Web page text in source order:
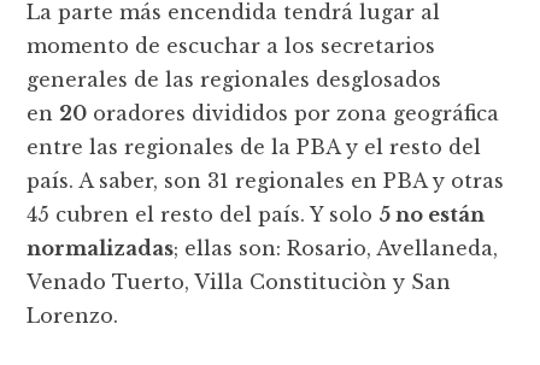
La parte más encendida tendrá lugar al
momento de escuchar a los secretarios
generales de las regionales desglosados
en 20 oradores divididos por zona geográfica
entre las regionales de la PBA y el resto del
país. A saber, son 31 regionales en PBA y otras
45 cubren el resto del país. Y solo 5 no están
normalizadas; ellas son: Rosario, Avellaneda,
Venado Tuerto, Villa Constituciòn y San
Lorenzo.